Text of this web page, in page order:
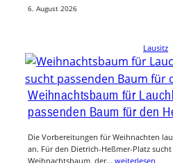
6. August 2026
Lausitz
Weihnachtsbaum für
passenden Baum für den
Die Vorbereitungen für Weihnachten
an. Für den Dietrich-Heßmer-Platz
Weihnachtsbaum, der… weiterlesen